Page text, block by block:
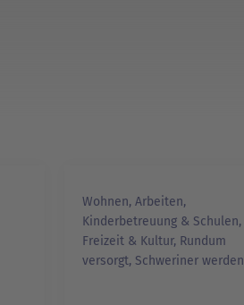
Wohnen, Arbeiten,
Kinderbetreu­ung & Schulen,
Freizeit & Kultur, Rundum
versorgt, Schweriner werden